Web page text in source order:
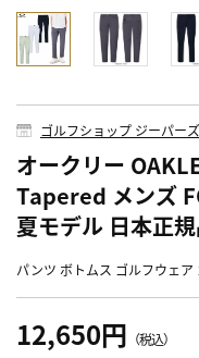
ゴルフショップ ジーパー
オークリー
Tapered メンズ
夏モデル 日本正
パンツ ボトムス ゴルフウェア
12,650円 （税込）